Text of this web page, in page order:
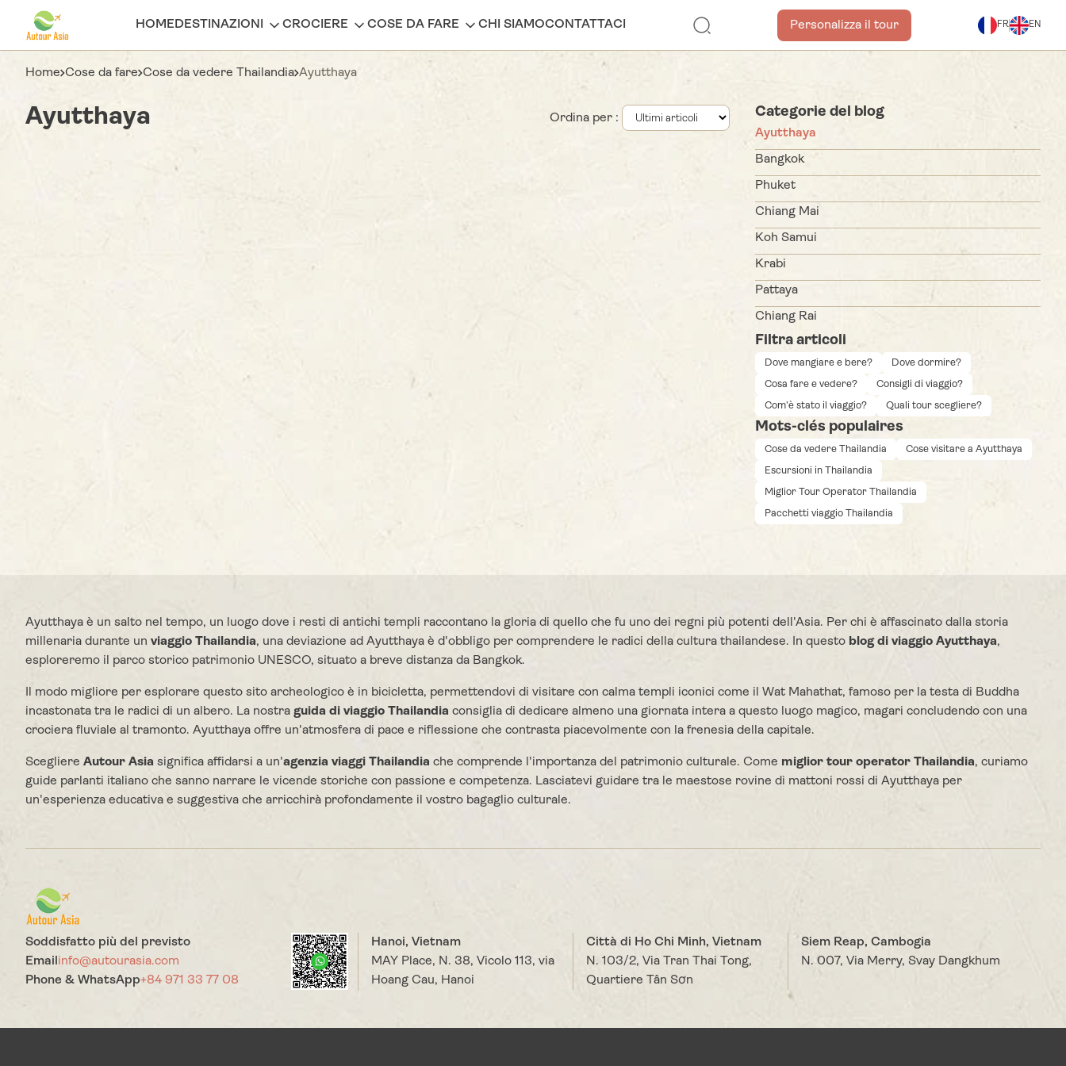
HOME DESTINAZIONI CROCIERE COSE DA FARE CHI SIAMOCONTATTACI Personalizza il tour FR EN
Home Cose da fare Cose da vedere Thailandia Ayutthaya
Ayutthaya Ordina per : Categorie del blog
Bangkok
Phuket
Chiang Mai
Koh Samui
Krabi
Ayutthaya
Pattaya
Chiang Rai
Kanchanaburi
Filtra articoli
Dove mangiare e bere? Dove dormire?
Cosa fare e vedere? Consigli di viaggio?
Com’è stato il viaggio? Quali tour scegliere?
Mots-clés populaires
Cose da vedere Thailandia Cose visitare a Ayutthaya
Escursioni in Thailandia
Miglior Tour Operator Thailandia
Pacchetti viaggio Thailandia
Ayutthaya è un salto nel tempo, un luogo dove i resti di antichi templi raccontano la gloria di quello che fu uno dei regni più potenti dell'Asia. Per chi è affascinato dalla storia
millenaria durante un viaggio Thailandia, una deviazione ad Ayutthaya è d'obbligo per comprendere le radici della cultura thailandese. In questo blog di viaggio Ayutthaya,
esploreremo il parco storico patrimonio UNESCO, situato a breve distanza da Bangkok.
Il modo migliore per esplorare questo sito archeologico è in bicicletta, permettendovi di visitare con calma templi iconici come il Wat Mahathat, famoso per la testa di Buddha
incastonata tra le radici di un albero. La nostra guida di viaggio Thailandia consiglia di dedicare almeno una giornata intera a questo luogo magico, magari concludendo con una
crociera fluviale al tramonto. Ayutthaya offre un'atmosfera di pace e riflessione che contrasta piacevolmente con la frenesia della capitale.
Scegliere Autour Asia significa affidarsi a un'agenzia viaggi Thailandia che comprende l'importanza del patrimonio culturale. Come miglior tour operator Thailandia, curiamo
guide parlanti italiano che sanno narrare le vicende storiche con passione e competenza. Lasciatevi guidare tra le maestose rovine di mattoni rossi di Ayutthaya per
un'esperienza educativa e suggestiva che arricchirà profondamente il vostro bagaglio culturale.
Soddisfatto più del previsto
Email info@autourasia.com
Phone & WhatsApp+84 971 33 77 08
Hanoi, Vietnam
MAY Place, N. 38, Vicolo 113, via
Hoang Cau, Hanoi
Città di Ho Chi Minh, Vietnam
N. 103/2, Via Tran Thai Tong,
Quartiere Tân Sơn
Siem Reap, Cambogia
N. 007, Via Merry, Svay Dangkhum